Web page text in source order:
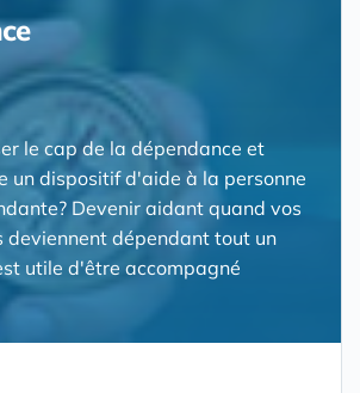
le cap de la dépendance et
un dispositif d'aide à la personne
Devenir aidant quand vos
deviennent dépendant tout un
utile d'être accompagné